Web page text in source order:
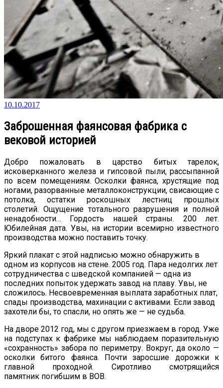
10.10.2017
Заброшенная фаянсовая фабрика с
вековой историей
Добро пожаловать в царство битых тарелок,
исковерканного железа и гипсовой пыли, рассыпанной
по всем помещениям. Осколки фаянса, хрустящие под
ногами, разорванные металлоконструкции, свисающие с
потолка, остатки роскошных лестниц прошлых
столетий. Ощущение тотального разрушения и полной
ненадобности… Гордость нашей страны. 200 лет.
Юбилейная дата. Увы, на истории всемирно известного
производства можно поставить точку.
Яркий плакат с этой надписью можно обнаружить в
одном из корпусов на стене. 2005 год. Пара недолгих лет
сотрудничества с шведской компанией — одна из
последних попыток удержать завод на плаву. Увы, не
сложилось. Несвоевременная выплата заработных плат,
спады производства, махинации с активами. Если завод
захотели бы, то спасли, но опять же — не судьба.
На дворе 2012 год, мы с другом приезжаем в город. Уже
на подступах к фабрике мы наблюдаем поразительную
«сохранность» забора по периметру. Вокруг, да около —
осколки битого фаянса. Почти заросшие дорожки к
главной проходной. Сиротливо смотрящийся
памятник погибшим в ВОВ.